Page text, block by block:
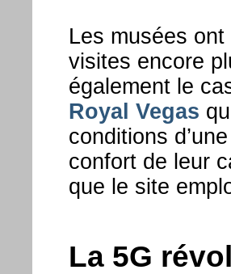
Les musées
visites encore
également le
Royal Vegas
conditions
confort de leur
que le site
La 5G